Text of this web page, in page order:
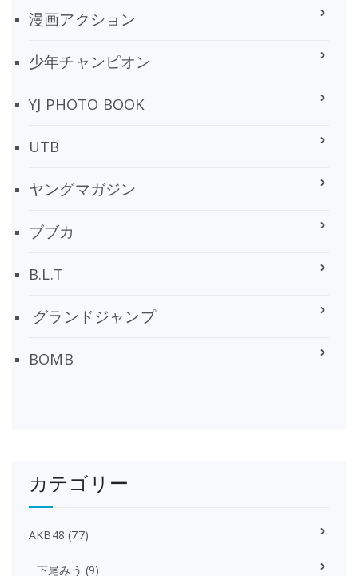
漫画アクション
少年チャンピオン
YJ PHOTO BOOK
UTB
ヤングマガジン
ブブカ
B.L.T
グランドジャンプ
BOMB
カテゴリー
AKB48 (77)
下尾みう (9)